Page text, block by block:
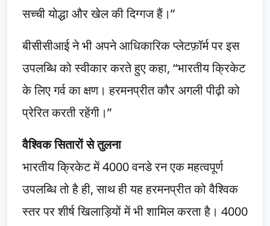
सच्ची योद्धा और खेल की दिग्गज हैं।”
बीसीसीआई ने भी अपने आधिकारिक प्लेटफ़ॉर्म पर इस
उपलब्धि को स्वीकार करते हुए कहा, “भारतीय क्रिकेट
के लिए गर्व का क्षण। हरमनप्रीत कौर अगली पीढ़ी को
प्रेरित करती रहेंगी।”
वैश्विक सितारों से तुलना
भारतीय क्रिकेट में 4000 वनडे रन एक महत्वपूर्ण
उपलब्धि तो है ही, साथ ही यह हरमनप्रीत को वैश्विक
स्तर पर शीर्ष खिलाड़ियों में भी शामिल करता है। 4000